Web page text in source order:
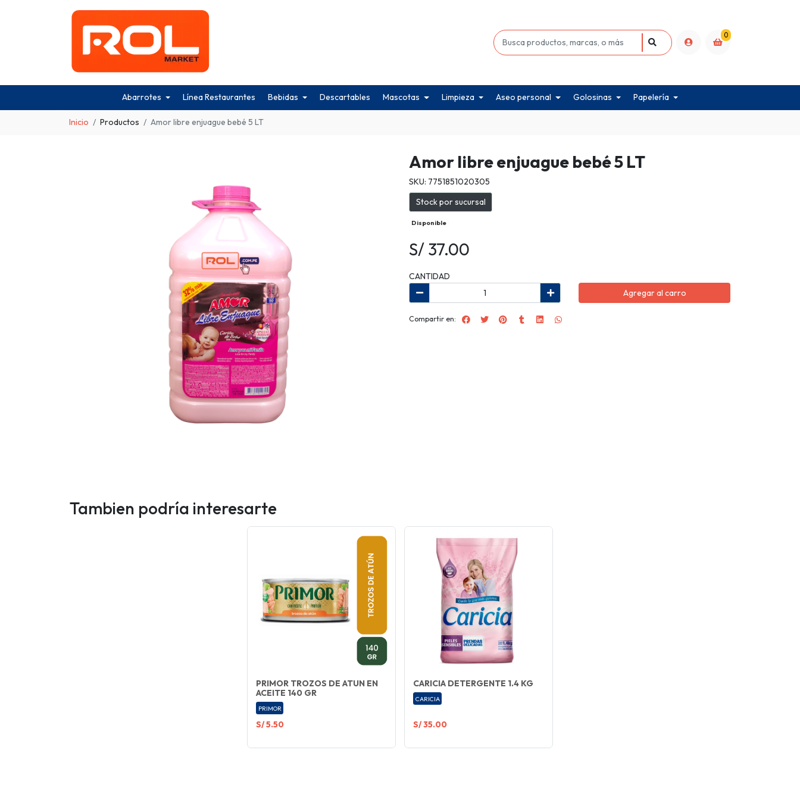
0
Abarrotes Línea Restaurantes Bebidas Descartables Mascotas Limpieza Aseo personal Golosinas Papelería
Inicio Productos Amor libre enjuague bebé 5 LT
Amor libre enjuague bebé 5 LT
SKU: 7751851020305
Stock por sucursal
Disponible
S/ 37.00
CANTIDAD
Agregar al carro
Compartir en:
Tambien podría interesarte
PRIMOR TROZOS DE ATUN EN
ACEITE 140 GR
PRIMOR
S/ 5.50
CARICIA DETERGENTE 1.4 KG
CARICIA
S/ 35.00